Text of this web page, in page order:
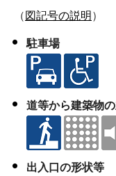
（ 図記号の説明 ）
駐車場
道等から建築物
出入口の形状等